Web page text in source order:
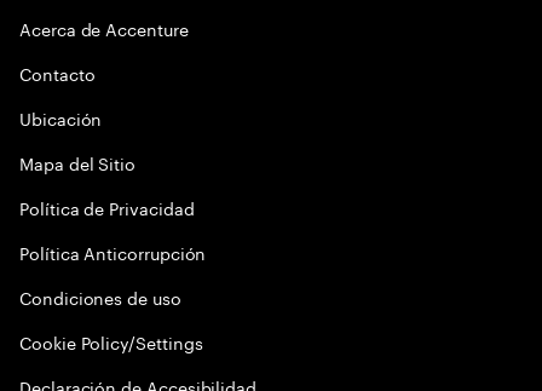
Acerca de Accenture
Contacto
Ubicación
Mapa del Sitio
Política de Privacidad
Política Anticorrupción
Condiciones de uso
Cookie Policy/Settings